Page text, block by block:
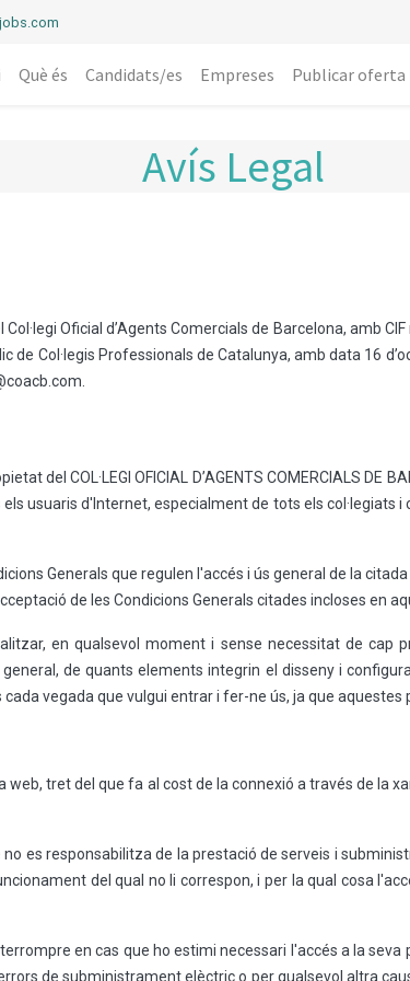
Què és Candidats/es Empreses Publicar oferta
Avís Legal
Oficial d’Agents Comercials de Barcelona, amb
de Col·legis Professionals de Catalunya, amb data 16
del COL·LEGI OFICIAL D’AGENTS COMERCIALS DE
usuaris d'Internet, especialment de tots els col·legiats i
Generals que regulen l'accés i ús general de la
de les Condicions Generals citades incloses en
en qualsevol moment i sense necessitat de cap
de quants elements integrin el disseny i
vegada que vulgui entrar i fer-ne ús, ja que
web, tret del que fa al cost de la connexió a través de la
es responsabilitza de la prestació de serveis i
del qual no li correspon, i per la qual cosa
en cas que ho estimi necessari l'accés a la
de subministrament elèctric o per qualsevol altra